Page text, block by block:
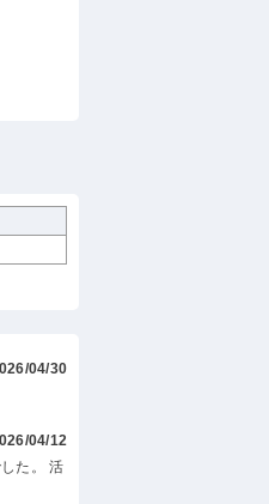
04/30
04/12
た。 活